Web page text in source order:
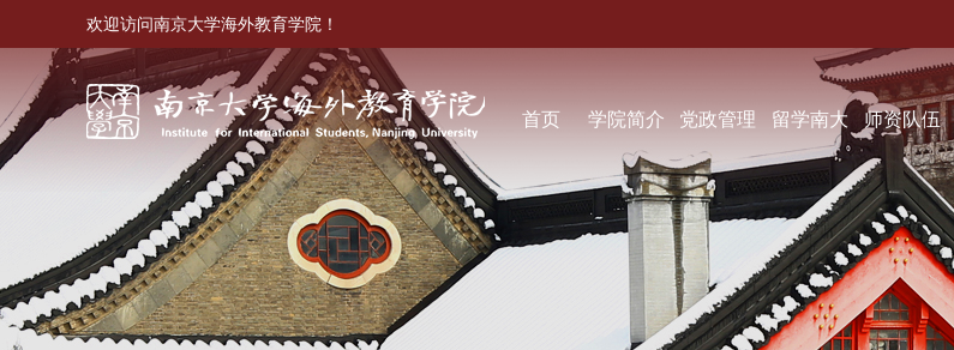
欢迎访问南京大学海外教育学院！
首页 学院简介 党政管理 留学南大 师资队伍